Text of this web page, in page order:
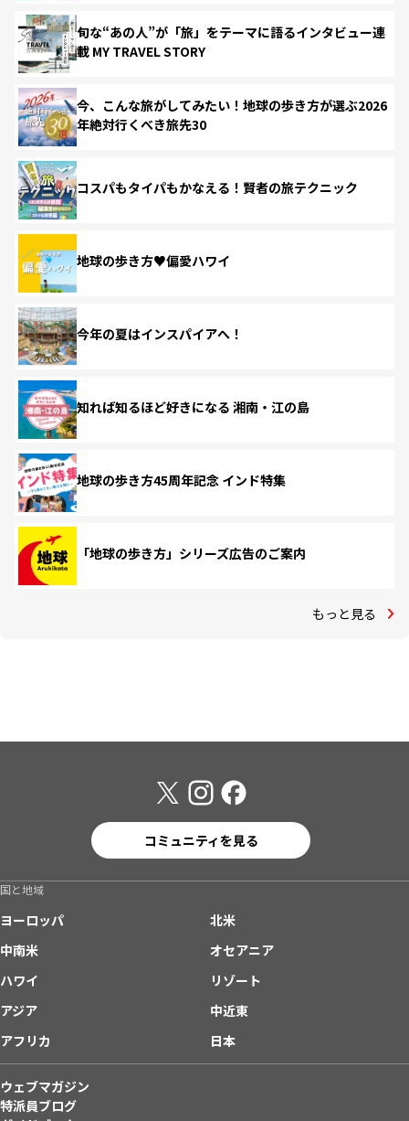
旬な“あの人”が「旅」をテーマに語るインタビュー連
載 MY TRAVEL STORY
今、こんな旅がしてみたい！地球の歩き方が選ぶ2026
年絶対行くべき旅先30
コスパもタイパもかなえる！賢者の旅テクニック
地球の歩き方♥偏愛ハワイ
今年の夏はインスパイアへ！
知れば知るほど好きになる 湘南・江の島
地球の歩き方45周年記念 インド特集
「地球の歩き方」シリーズ広告のご案内
もっと見る
コミュニティを見る
国と地域
ヨーロッパ
北米
中南米
オセアニア
ハワイ
リゾート
アジア
中近東
アフリカ
日本
ウェブマガジン
特派員ブログ